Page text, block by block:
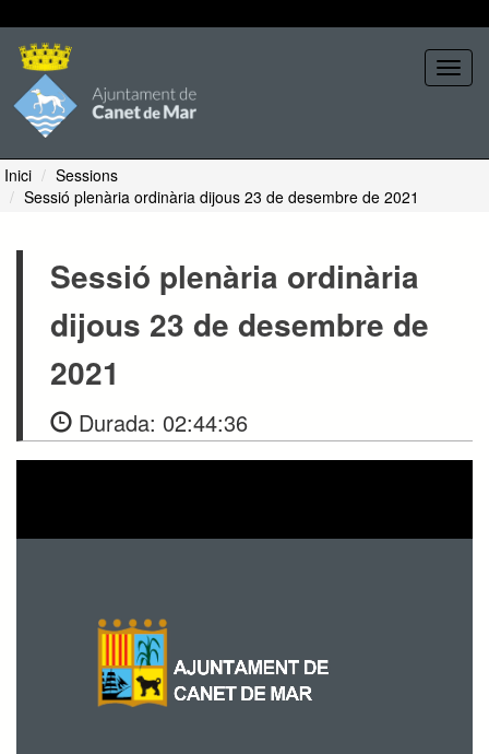
Inici
Sessions
Sessió plenària ordinària dijous 23 de desembre de 2021
Sessió plenària ordinària
dijous 23 de desembre de
2021
Durada: 02:44:36